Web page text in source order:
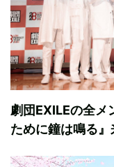
劇団EXILEの全メ
ために鐘は鳴る